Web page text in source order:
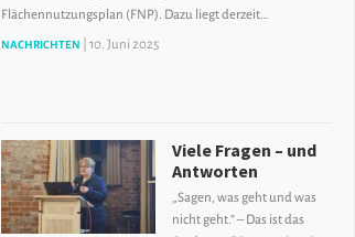
Flächennutzungsplan (FNP). Dazu liegt derzeit…
NACHRICHTEN 10. Juni 2025
Viele Fragen – und
Antworten
„Sagen, was geht und was
nicht geht.“ – Das ist das